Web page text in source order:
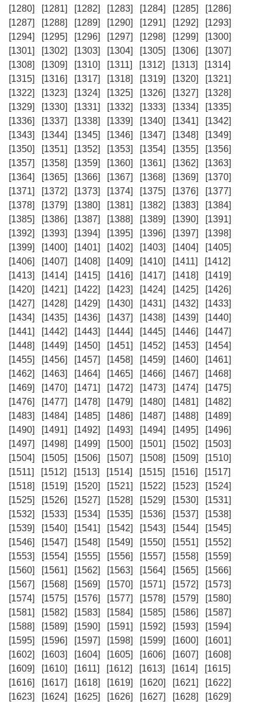
[1280]
[1281] [1282] [1283] [1284] [1285]
[1286]
[1287]
[1288] [1289] [1290] [1291] [1292]
[1293]
[1294]
[1295] [1296] [1297] [1298] [1299]
[1300]
[1301]
[1302] [1303] [1304] [1305] [1306]
[1307]
[1308]
[1309] [1310] [1311] [1312] [1313]
[1314]
[1315]
[1316] [1317] [1318] [1319] [1320]
[1321]
[1322]
[1323] [1324] [1325] [1326] [1327]
[1328]
[1329]
[1330] [1331] [1332] [1333] [1334]
[1335]
[1336]
[1337] [1338] [1339] [1340] [1341]
[1342]
[1343]
[1344] [1345] [1346] [1347] [1348]
[1349]
[1350]
[1351] [1352] [1353] [1354] [1355]
[1356]
[1357]
[1358] [1359] [1360] [1361] [1362]
[1363]
[1364]
[1365] [1366] [1367] [1368] [1369]
[1370]
[1371]
[1372] [1373] [1374] [1375] [1376]
[1377]
[1378]
[1379] [1380] [1381] [1382] [1383]
[1384]
[1385]
[1386] [1387] [1388] [1389] [1390]
[1391]
[1392]
[1393] [1394] [1395] [1396] [1397]
[1398]
[1399]
[1400] [1401] [1402] [1403] [1404]
[1405]
[1406]
[1407] [1408] [1409] [1410] [1411]
[1412]
[1413]
[1414] [1415] [1416] [1417] [1418]
[1419]
[1420]
[1421] [1422] [1423] [1424] [1425]
[1426]
[1427]
[1428] [1429] [1430] [1431] [1432]
[1433]
[1434]
[1435] [1436] [1437] [1438] [1439]
[1440]
[1441]
[1442] [1443] [1444] [1445] [1446]
[1447]
[1448]
[1449] [1450] [1451] [1452] [1453]
[1454]
[1455]
[1456] [1457] [1458] [1459] [1460]
[1461]
[1462]
[1463] [1464] [1465] [1466] [1467]
[1468]
[1469]
[1470] [1471] [1472] [1473] [1474]
[1475]
[1476]
[1477] [1478] [1479] [1480] [1481]
[1482]
[1483]
[1484] [1485] [1486] [1487] [1488]
[1489]
[1490]
[1491] [1492] [1493] [1494] [1495]
[1496]
[1497]
[1498] [1499] [1500] [1501] [1502]
[1503]
[1504]
[1505] [1506] [1507] [1508] [1509]
[1510]
[1511]
[1512] [1513] [1514] [1515] [1516]
[1517]
[1518]
[1519] [1520] [1521] [1522] [1523]
[1524]
[1525]
[1526] [1527] [1528] [1529] [1530]
[1531]
[1532]
[1533] [1534] [1535] [1536] [1537]
[1538]
[1539]
[1540] [1541] [1542] [1543] [1544]
[1545]
[1546]
[1547] [1548] [1549] [1550] [1551]
[1552]
[1553]
[1554] [1555] [1556] [1557] [1558]
[1559]
[1560]
[1561] [1562] [1563] [1564] [1565]
[1566]
[1567]
[1568] [1569] [1570] [1571] [1572]
[1573]
[1574]
[1575] [1576] [1577] [1578] [1579]
[1580]
[1581]
[1582] [1583] [1584] [1585] [1586]
[1587]
[1588]
[1589] [1590] [1591] [1592] [1593]
[1594]
[1595]
[1596] [1597] [1598] [1599] [1600]
[1601]
[1602]
[1603] [1604] [1605] [1606] [1607]
[1608]
[1609]
[1610] [1611] [1612] [1613] [1614]
[1615]
[1616]
[1617] [1618] [1619] [1620] [1621]
[1622]
[1623]
[1624] [1625] [1626] [1627] [1628]
[1629]